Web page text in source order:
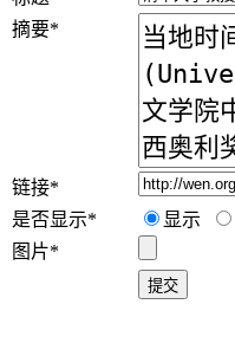
摘要*
链接*
是否显示* 显示
图片*